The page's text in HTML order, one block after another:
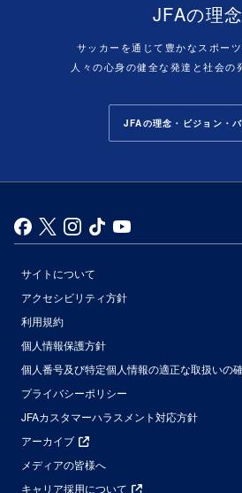
JFAの理念
サッカーを通じて豊かなスポーツ
人々の心身の健全な発達と社会の
JFAの理念・ビジョン・
サイトについて
アクセシビリティ方針
利用規約
個人情報保護方針
個人番号及び特定個人情報の適正な取扱いの
プライバシーポリシー
JFAカスタマーハラスメント対応方針
アーカイブ
メディアの皆様へ
キャリア採用について